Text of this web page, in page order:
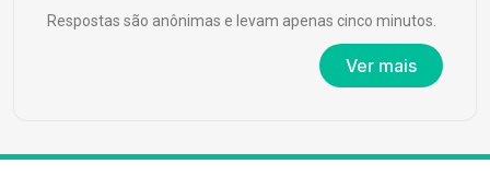
Respostas são anônimas e levam apenas cinco minutos.
Ver mais